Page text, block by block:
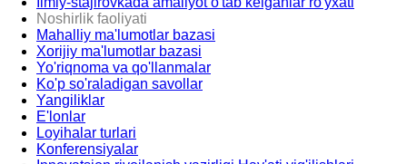
Noshirlik faoliyati
Mahalliy ma'lumotlar bazasi
Xorijiy ma'lumotlar bazasi
Yo'riqnoma va qo'llanmalar
Ko'p so'raladigan savollar
Yangiliklar
E'lonlar
Loyihalar turlari
Konferensiyalar